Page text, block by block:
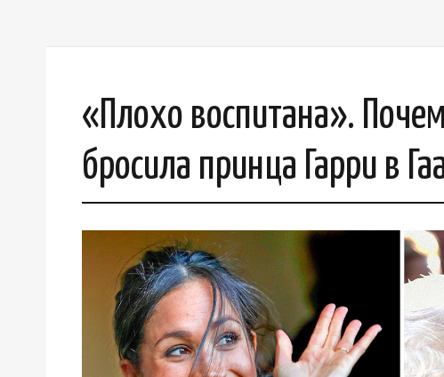
«Плохо воспитана».
бросила принца Гарри в